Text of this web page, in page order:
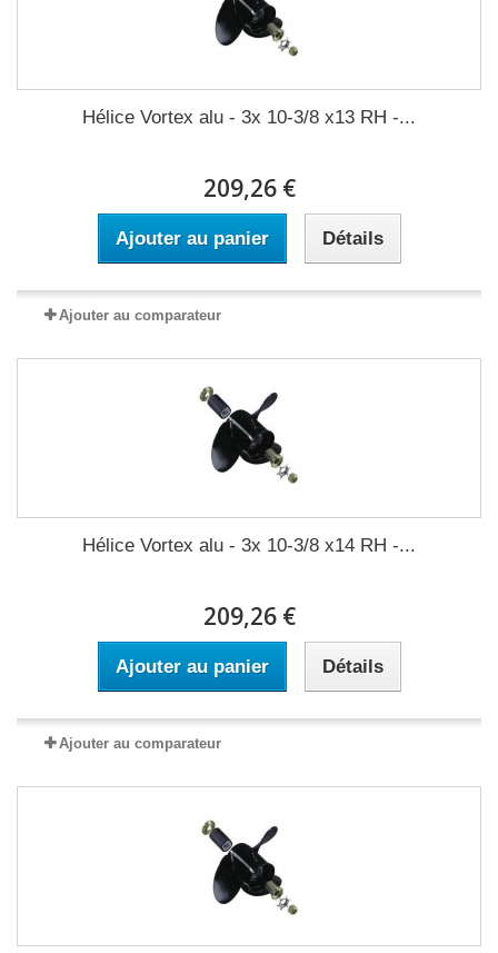
Hélice Vortex alu - 3x 10-3/8 x13 RH -...
209,26 €
Ajouter au panier Détails
Ajouter au comparateur
Hélice Vortex alu - 3x 10-3/8 x14 RH -...
209,26 €
Ajouter au panier Détails
Ajouter au comparateur